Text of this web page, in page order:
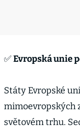
✅Evropská unie
Státy Evropské
mimoevropských
světovém trhu.